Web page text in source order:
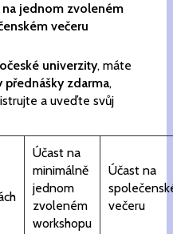
na jednom zvoleném
večeru
univerzity, máte
přednášky zdarma,
a uveďte svůj
Účast na
minimálně
jednom
zvoleném
workshopu
Účast na
večeru